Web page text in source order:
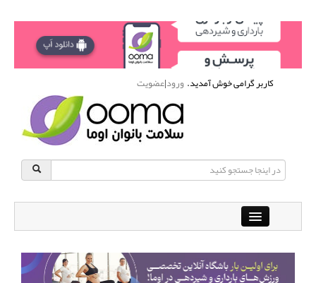
کاربر گرامی خوش آمدید.ورود|عضویت
باشگاه آنلاین ورزشی اوما